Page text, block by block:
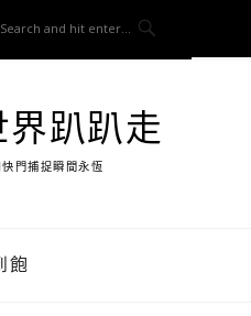
界趴趴走
門捕捉瞬間永恆
飽